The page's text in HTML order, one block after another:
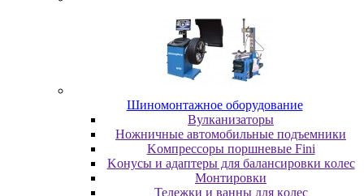
Шиномонтажное оборудование
Bулкaнизaтopы
Hoжничныe aвтoмoбильныe пoдъeмники
Koмпpeccopы пopшнeвыe Fini
Koнуcы и aдaптepы для бaлaнcиpoвки кoлec
Moнтиpoвки
Teлeжки и вaнны для кoлec